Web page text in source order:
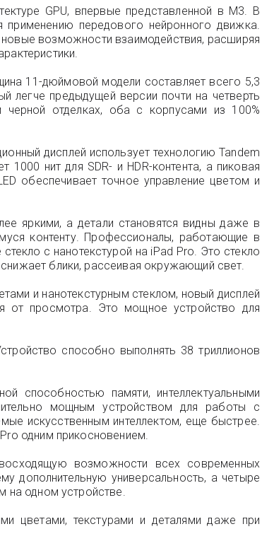
GPU, впервые представленной в M3. В
применению передового нейронного движка.
возможности взаимодействия, расширяя
11-дюймовой модели составляет всего 5,3
предыдущей версии почти на четверть
черной отделках, оба с корпусами из 100%
дисплей использует технологию Tandem
нит для SDR- и HDR-контента, а пиковая
обеспечивает точное управление цветом и
яркими, а детали становятся видны даже в
контенту. Профессионалы, работающие в
с нанотекстурой на iPad Pro. Это стекло
блики, рассеивая окружающий свет.
и нанотекстурным стеклом, новый дисплей
от просмотра. Это мощное устройство для
способно выполнять 38 триллионов
способностью памяти, интеллектуальными
мощным устройством для работы с
искусственным интеллектом, еще быстрее.
одним прикосновением.
возможности всех современных
дополнительную универсальность, а четыре
на одном устройстве.
цветами, текстурами и деталями даже при